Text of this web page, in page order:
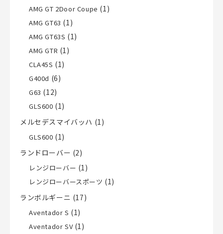
AMG GT 2Door Coupe (1)
AMG GT63 (1)
AMG GT63S (1)
AMG GTR (1)
CLA45S (1)
G400d (6)
G63 (12)
GLS600 (1)
メルセデスマイバッハ (1)
GLS600 (1)
ランドローバー (2)
レンジローバー (1)
レンジローバースポーツ (1)
ランボルギーニ (17)
Aventador S (1)
Aventador SV(1)